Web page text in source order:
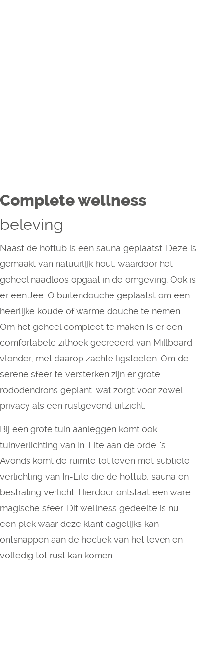
Complete wellness
beleving
Naast de hottub is een sauna geplaatst. Deze is
gemaakt van natuurlijk hout, waardoor het
geheel naadloos opgaat in de omgeving. Ook is
er een Jee-O buitendouche geplaatst om een
heerlijke koude of warme douche te nemen.
Om het geheel compleet te maken is er een
comfortabele zithoek gecreëerd van Millboard
vlonder, met daarop zachte ligstoelen. Om de
serene sfeer te versterken zijn er grote
rododendrons geplant, wat zorgt voor zowel
privacy als een rustgevend uitzicht.
Bij een grote tuin aanleggen komt ook
tuinverlichting van In-Lite aan de orde. 's
Avonds komt de ruimte tot leven met subtiele
verlichting van In-Lite die de hottub, sauna en
bestrating verlicht. Hierdoor ontstaat een ware
magische sfeer. Dit wellness gedeelte is nu
een plek waar deze klant dagelijks kan
ontsnappen aan de hectiek van het leven en
volledig tot rust kan komen.